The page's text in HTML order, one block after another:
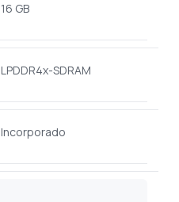
16 GB
LPDDR4x-SDRAM
Incorporado